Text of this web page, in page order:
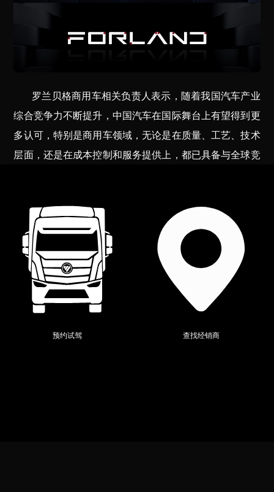
罗兰贝格商用车相关负责人表示，随着我国汽车产业
综合竞争力不断提升，中国汽车在国际舞台上有望得到更
多认可，特别是商用车领域，无论是在质量、工艺、技术
层面，还是在成本控制和服务提供上，都已具备与全球竞
隐私条款 联系我们 友情链接 个人中心
24小时贵宾热线：
预约试驾 查找经销商